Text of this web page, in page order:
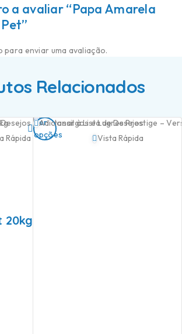
a avaliar “Papa Amarela
para enviar uma avaliação.
Relacionados
Rápida
20kg
Adicionar à Lista de Desejos
Vista Rápida
Ver
opções